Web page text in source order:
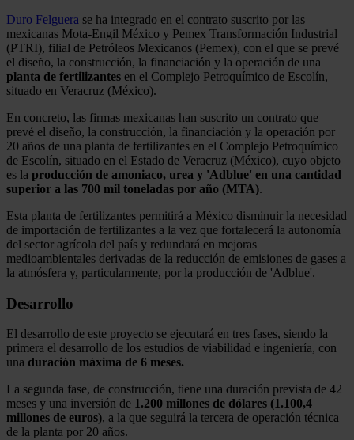
Duro Felguera se ha integrado en el contrato suscrito por las
mexicanas Mota-Engil México y Pemex Transformación Industrial
(PTRI), filial de Petróleos Mexicanos (Pemex), con el que se prevé
el diseño, la construcción, la financiación y la operación de una
planta de fertilizantes en el Complejo Petroquímico de Escolín,
situado en Veracruz (México).
En concreto, las firmas mexicanas han suscrito un contrato que
prevé el diseño, la construcción, la financiación y la operación por
20 años de una planta de fertilizantes en el Complejo Petroquímico
de Escolín, situado en el Estado de Veracruz (México), cuyo objeto
es la producción de amoniaco, urea y 'Adblue' en una cantidad
superior a las 700 mil toneladas por año (MTA).
Esta planta de fertilizantes permitirá a México disminuir la necesidad
de importación de fertilizantes a la vez que fortalecerá la autonomía
del sector agrícola del país y redundará en mejoras
medioambientales derivadas de la reducción de emisiones de gases a
la atmósfera y, particularmente, por la producción de 'Adblue'.
Desarrollo
El desarrollo de este proyecto se ejecutará en tres fases, siendo la
primera el desarrollo de los estudios de viabilidad e ingeniería, con
una duración máxima de 6 meses.
La segunda fase, de construcción, tiene una duración prevista de 42
meses y una inversión de 1.200 millones de dólares (1.100,4
millones de euros), a la que seguirá la tercera de operación técnica
de la planta por 20 años.